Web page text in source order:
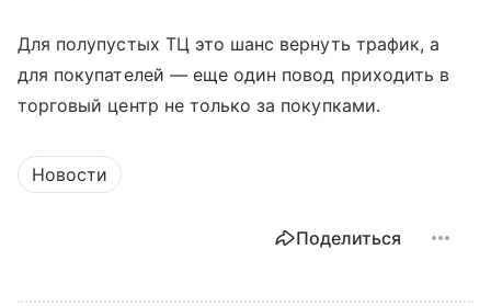
Для полупустых ТЦ это шанс вернуть трафик, а
для покупателей — еще один повод приходить в
торговый центр не только за покупками.
Новости
Поделиться